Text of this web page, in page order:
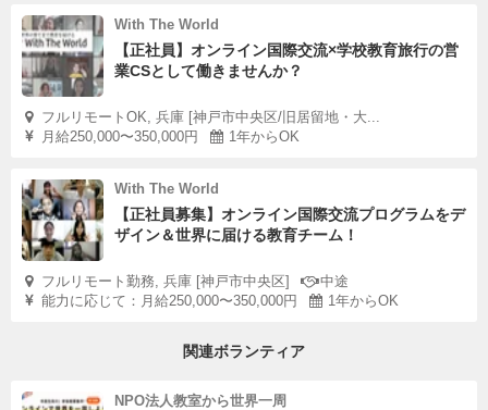
With The World
【正社員】オンライン国際交流×学校教育旅行の営
業CSとして働きませんか？
フルリモートOK, 兵庫 [神戸市中央区/旧居留地・大...
月給250,000〜350,000円
1年からOK
With The World
【正社員募集】オンライン国際交流プログラムをデ
ザイン＆世界に届ける教育チーム！
フルリモート勤務, 兵庫 [神戸市中央区]
中途
能力に応じて：月給250,000〜350,000円
1年からOK
関連ボランティア
NPO法人教室から世界一周